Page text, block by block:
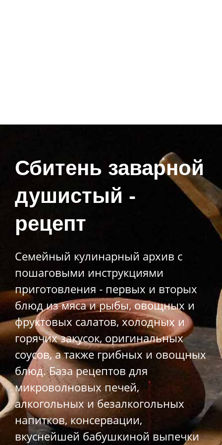
Сбитень заварной
душистый -
рецепт
Семейный кулинарный архив с
пошаговыми инструкциями
приготовления - первых и вторых
блюд из мяса и рыбы, овощных и
фруктовых салатов, холодных и
горячих закусок, оригинальных
соусов, а также грибных и овощных
блюд. База рецептов для
микроволновых печей,
алкогольных и безалкогольных
напитков, консервации,
вкуснейшей бабушкиной выпечки